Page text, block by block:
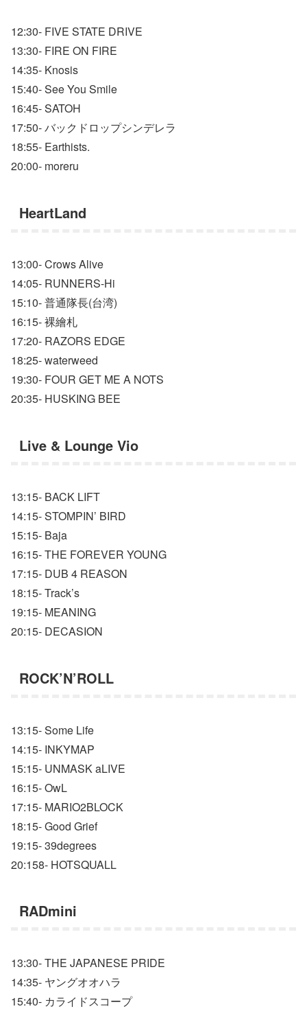
12:30- FIVE STATE DRIVE
13:30- FIRE ON FIRE
14:35- Knosis
15:40- See You Smile
16:45- SATOH
17:50- バックドロップシンデレラ
18:55- Earthists.
20:00- moreru
HeartLand
13:00- Crows Alive
14:05- RUNNERS-Hi
15:10- 普通隊長(台湾)
16:15- 裸繪札
17:20- RAZORS EDGE
18:25- waterweed
19:30- FOUR GET ME A NOTS
20:35- HUSKING BEE
Live & Lounge Vio
13:15- BACK LIFT
14:15- STOMPIN’ BIRD
15:15- Baja
16:15- THE FOREVER YOUNG
17:15- DUB 4 REASON
18:15- Track’s
19:15- MEANING
20:15- DECASION
ROCK’N’ROLL
13:15- Some Life
14:15- INKYMAP
15:15- UNMASK aLIVE
16:15- OwL
17:15- MARIO2BLOCK
18:15- Good Grief
19:15- 39degrees
20:158- HOTSQUALL
RADmini
13:30- THE JAPANESE PRIDE
14:35- ヤングオオハラ
15:40- カライドスコープ